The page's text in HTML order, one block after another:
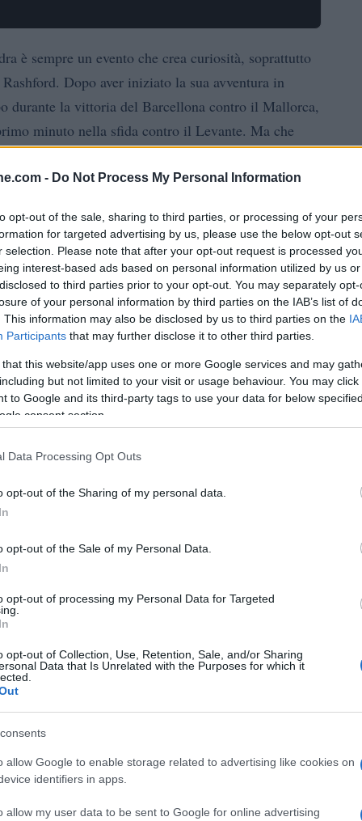
- Do Not Process My Personal Information
opt-out of the sale, sharing to third parties, or processing of your
for targeted advertising by us, please use the below opt-out
selection. Please note that after your opt-out request is processed
interest-based ads based on personal information utilized by us
to third parties prior to your opt-out. You may separately
of your personal information by third parties on the IAB’s list of
This information may also be disclosed by us to third parties on the
Participants that may further disclose it to other third parties.
that this website/app uses one or more Google services and may
but not limited to your visit or usage behaviour. You may
to Google and its third-party tags to use your data for below
consent section.
Data Processing Opt Outs
opt-out of the Sharing of my personal data.
opt-out of the Sale of my Personal Data.
opt-out of processing my Personal Data for Targeted
opt-out of Collection, Use, Retention, Sale, and/or Sharing
Data that Is Unrelated with the Purposes for which it
allow Google to enable storage related to advertising like cookies on
identifiers in apps.
allow my user data to be sent to Google for online advertising
è sempre un evento che crea curiosità, soprattutto
Dopo aver iniziato la sua avventura in
durante la vittoria del Barcellona contro il Mallorca,
minuto nella sfida contro il Levante. Ma che
È davvero un’opportunità da cogliere al volo o
in un momento cruciale. Dopo una vittoria
a consolidare la propria posizione in Liga.
di crescita e alle performance passate di
di grande forma a periodi più difficili, e adesso
tanto competitivo come quello spagnolo.
contro l’Alavés e cerca di riprendersi. Le
a mantenere un buon ritmo di gioco. Questo
il Barcellona di affermarsi, ma anche per
del loro sistema di gioco. Tuttavia, come
le aspettative devono sempre essere bilanciate
chiedere: Rashford sarà in grado di